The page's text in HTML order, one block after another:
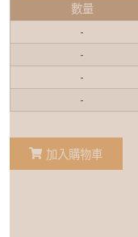
數量
-
-
-
-
加入購物車